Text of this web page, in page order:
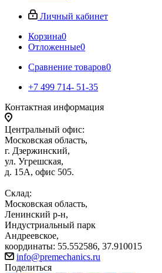
Личный кабинет
Корзина0
Отложенные0
Сравнение товаров0
+7 499 714- 51-35
Контактная информация
Центральный офис:
Московская область,
г. Дзержинский,
ул. Угрешская,
д. 15А, офис 505.
Склад:
Московская область,
Ленинский р-н,
Индустриальный парк
Андреевское,
координаты: 55.552586, 37.910015
info@premechanics.ru
Поделиться